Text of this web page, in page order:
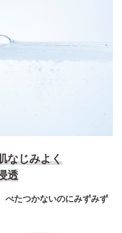
なじみよく
透
べたつかないのにみずみず